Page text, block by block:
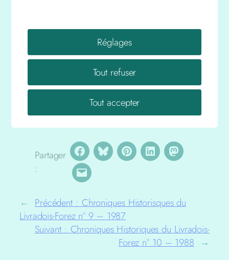
Photocopie uniquement
Pour commander nos publications
téléchargez et remplissez le formulaire que
vous trouverez en suivantce lien
Partager
:
← Précédent : Chroniques Historisques du
Livradois-Forez n° 9 – 1987
Suivant : Chroniques Historiques du Livradois-
Forez n° 10 – 1988 →
Réglages
Tout refuser
Tout accepter